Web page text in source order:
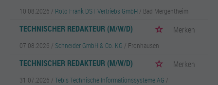
10.08.2026 / Roto Frank DST Vertriebs GmbH / Bad Mergentheim
TECHNISCHER REDAKTEUR (M/W/D) Merken
07.08.2026 / Schneider GmbH & Co. KG / Fronhausen
TECHNISCHER REDAKTEUR (M/W/D) Merken
31.07.2026 / Tebis Technische Informationssysteme AG /